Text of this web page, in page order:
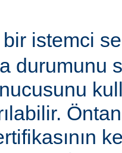
bir istemci
durumunu